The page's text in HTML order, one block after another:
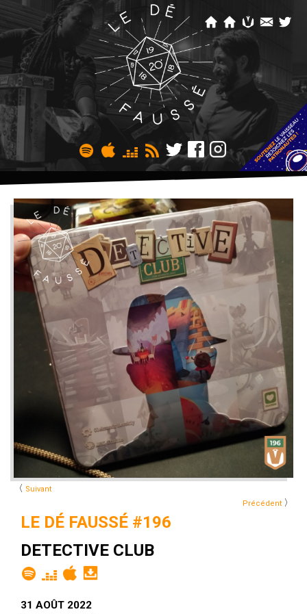
〈 Suivant
Précédent 〉
LE DÉ FAUSSÉ #196
DETECTIVE CLUB
31 AOÛT 2022